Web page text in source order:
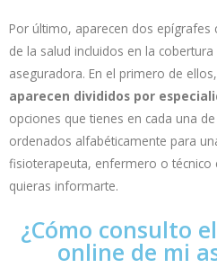
Por último, aparecen dos epígrafes
de la salud incluidos en la
aseguradora. En el primero de ellos,
aparecen divididos por
opciones que tienes en cada una
ordenados alfabéticamente para
fisioterapeuta, enfermero o técnico
quieras informarte.
¿Cómo consulto
online de mi